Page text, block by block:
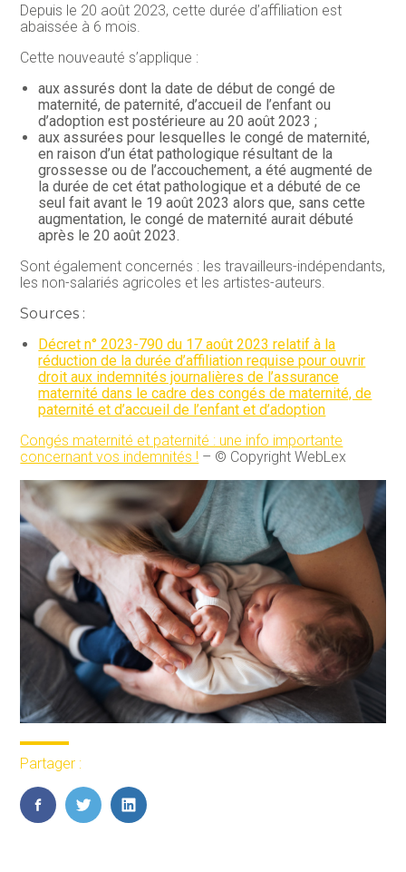
Depuis le 20 août 2023, cette durée d’affiliation est
abaissée à 6 mois.
Cette nouveauté s’applique :
aux assurés dont la date de début de congé de
maternité, de paternité, d’accueil de l’enfant ou
d’adoption est postérieure au 20 août 2023 ;
aux assurées pour lesquelles le congé de maternité,
en raison d’un état pathologique résultant de la
grossesse ou de l’accouchement, a été augmenté de
la durée de cet état pathologique et a débuté de ce
seul fait avant le 19 août 2023 alors que, sans cette
augmentation, le congé de maternité aurait débuté
après le 20 août 2023.
Sont également concernés : les travailleurs-indépendants,
les non-salariés agricoles et les artistes-auteurs.
Sources :
Décret n° 2023-790 du 17 août 2023 relatif à la
réduction de la durée d’affiliation requise pour ouvrir
droit aux indemnités journalières de l’assurance
maternité dans le cadre des congés de maternité, de
paternité et d’accueil de l’enfant et d’adoption
Congés maternité et paternité : une info importante
concernant vos indemnités ! – © Copyright WebLex
Partager :
FaceBook
TwitterLinkedIn